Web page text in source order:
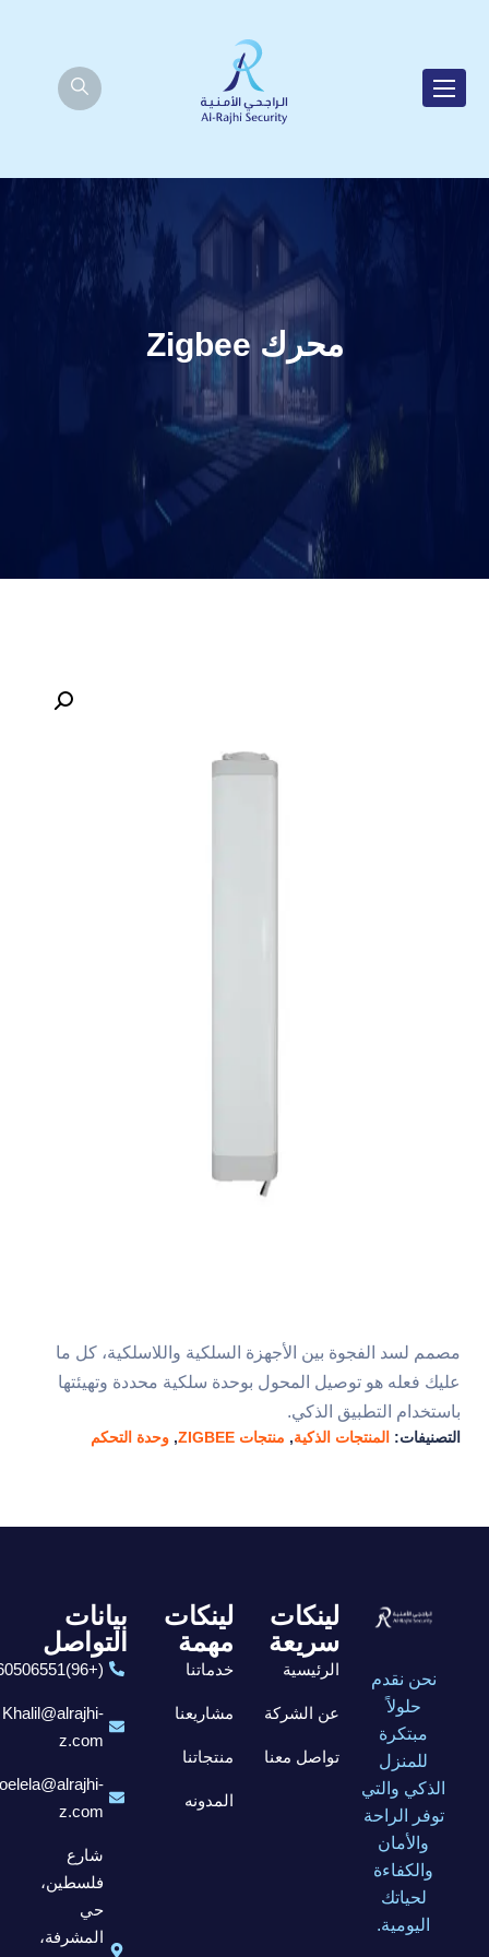
محرك Zigbee
مصمم لسد الفجوة بين الأجهزة السلكية واللاسلكية، كل ما
عليك فعله هو توصيل المحول بوحدة سلكية محددة وتهيئتها
باستخدام التطبيق الذكي.
التصنيفات: المنتجات الذكية, منتجات ZIGBEE ,وحدة التحكم
نحن نقدم
حلولاً
مبتكرة
للمنزل
الذكي والتي
توفر الراحة
والأمان
والكفاءة
لحياتك
اليومية.
لينكات
سريعة
الرئيسية
عن الشركة
تواصل معنا
لينكات
مهمة
خدماتنا
مشاريعنا
منتجاتنا
المدونه
بيانات
التواصل
(+96)6560506551
Khalil@alrajhi-
z.com
z.com
شارع
فلسطين،
حي
المشرفة،